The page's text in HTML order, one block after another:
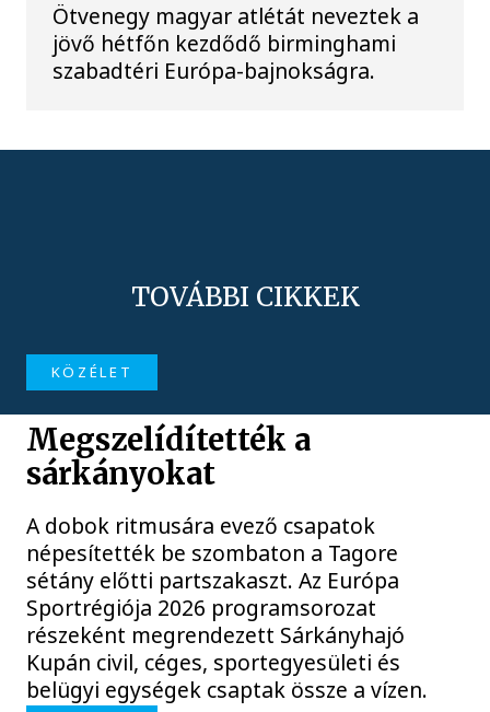
Ötvenegy magyar atlétát neveztek a
jövő hétfőn kezdődő birminghami
szabadtéri Európa-bajnokságra.
TOVÁBBI CIKKEK
KÖZÉLET
Megszelídítették a
sárkányokat
A dobok ritmusára evező csapatok
népesítették be szombaton a Tagore
sétány előtti partszakaszt. Az Európa
Sportrégiója 2026 programsorozat
részeként megrendezett Sárkányhajó
Kupán civil, céges, sportegyesületi és
belügyi egységek csaptak össze a vízen.